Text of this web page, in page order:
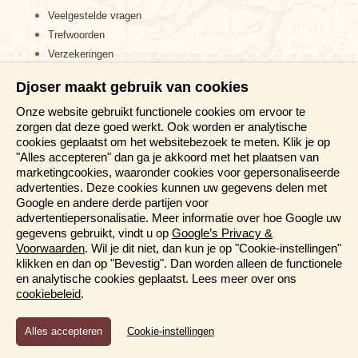
De Inca’s noemden Cusco de ‘Navel van de wereld'.
Veel gebouwen zijn op de oude Inca muren gebouwd
en het is nog altijd een mysterie hoe ze de grote
stenen zo perfect op elkaar hebben gekregen. Cusco
is een gezellige stad vol restaurants, bars, winkels en
koloniale gebouwen. De levendige ‘Plaza de Armas’
is een hoogtepunt in Cusco.
Titicaca meer
Veelgestelde vragen
Trefwoorden
Verzekeringen
Disclaimer
Cookiebeleid
Privacy verklaring
Reis en boek met Djoser zekerheid
Meer weten?
Brochures aanvragen
Informatiedagen
Magazine
Aanmelden nieuwsbrief
Djoser maakt gebruik van cookies
Onze website gebruikt functionele cookies om ervoor te
zorgen dat deze goed werkt. Ook worden er analytische
cookies geplaatst om het websitebezoek te meten. Klik je op
"Alles accepteren" dan ga je akkoord met het plaatsen van
marketingcookies, waaronder cookies voor gepersonaliseerde
advertenties. Deze cookies kunnen uw gegevens delen met
Google en andere derde partijen voor
advertentiepersonalisatie. Meer informatie over hoe Google uw
gegevens gebruikt, vindt u op Google’s Privacy &
Voorwaarden. Wil je dit niet, dan kun je op "Cookie-instellingen"
klikken en dan op "Bevestig". Dan worden alleen de functionele
en analytische cookies geplaatst. Lees meer over ons
cookiebeleid.
Functioneel en Analytisch
Cookies die er voor zorgen dat de website naar behoren
Cookie-instellingen